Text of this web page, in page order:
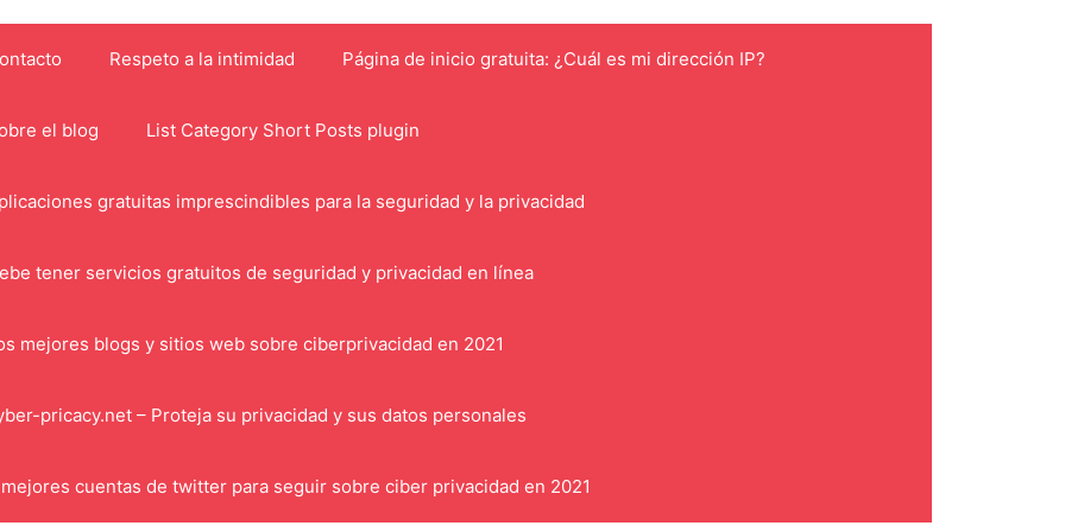
Respeto a la intimidad Página de inicio gratuita: ¿Cuál es mi dirección IP?
el blog List Category Short Posts plugin
gratuitas imprescindibles para la seguridad y la privacidad
tener servicios gratuitos de seguridad y privacidad en línea
mejores blogs y sitios web sobre ciberprivacidad en 2021
pricacy.net – Proteja su privacidad y sus datos personales
cuentas de twitter para seguir sobre ciber privacidad en 2021